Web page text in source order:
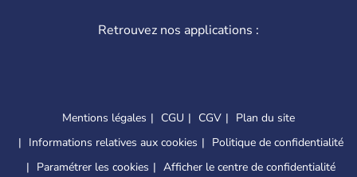
Retrouvez nos applications :
Mentions légales CGU CGV
Plan du site
Informations relatives aux cookies
Politique de confidentialité
Paramétrer les cookies
Afficher le centre de confidentialité